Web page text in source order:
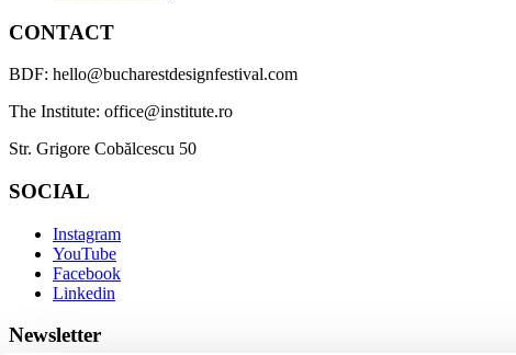
CONTACT
BDF: hello@bucharestdesignfestival.com
The Institute: office@institute.ro
Str. Grigore Cobălcescu 50
SOCIAL
Instagram
YouTube
Facebook
Linkedin
Newsletter